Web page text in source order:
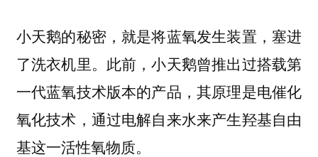
小天鹅的秘密，就是将蓝氧发生装置，塞进
了洗衣机里。此前，小天鹅曾推出过搭载第
一代蓝氧技术版本的产品，其原理是电催化
氧化技术，通过电解自来水来产生羟基自由
基这一活性氧物质。